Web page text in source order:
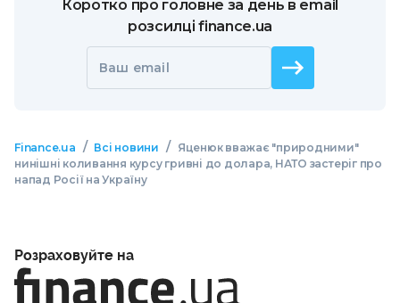
Коротко про головне за день в email
розсилці finance.ua
Ваш email
Finance.ua / Всі новини /
Яценюк вважає "природними"
нинішні коливання курсу гривні до долара, НАТО застеріг про
напад Росії на Україну
Розраховуйте на